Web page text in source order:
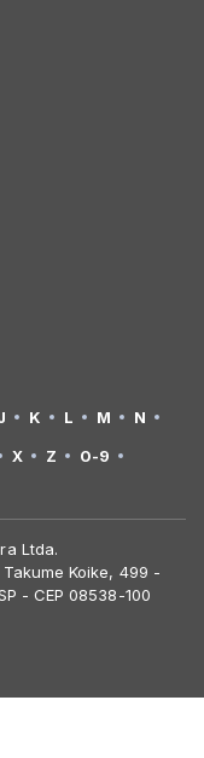
K L M
N
X Z 0-9
Ltda.
Koike, 499 -
- CEP 08538-100